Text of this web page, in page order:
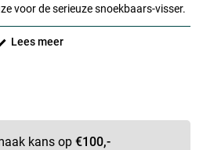
voor de serieuze snoekbaars-visser.
Lees meer
kans op €100,-